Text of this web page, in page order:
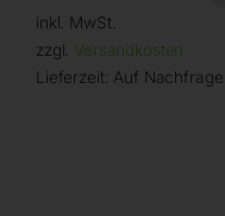
inkl. MwSt.
zzgl. Versandkosten
Lieferzeit: Auf Nachfrage